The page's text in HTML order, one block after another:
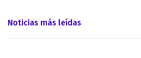
Noticias más leídas